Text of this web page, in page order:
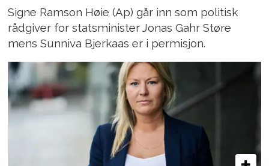
Signe Ramson Høie (Ap) går inn som politisk
rådgiver for statsminister Jonas Gahr Støre
mens Sunniva Bjerkaas er i permisjon.